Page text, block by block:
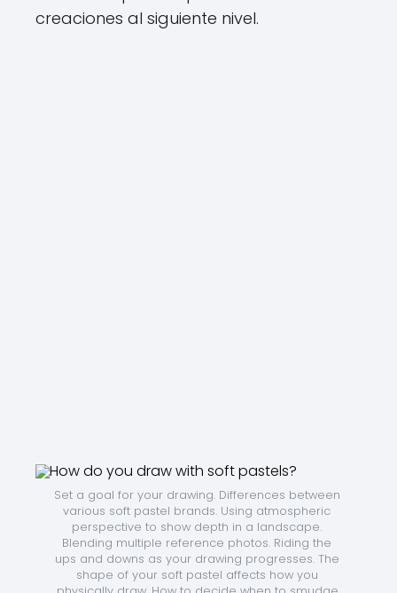
creaciones al siguiente nivel.
Set a goal for your drawing. Differences between
various soft pastel brands. Using atmospheric
perspective to show depth in a landscape.
Blending multiple reference photos. Riding the
ups and downs as your drawing progresses. The
shape of your soft pastel affects how you